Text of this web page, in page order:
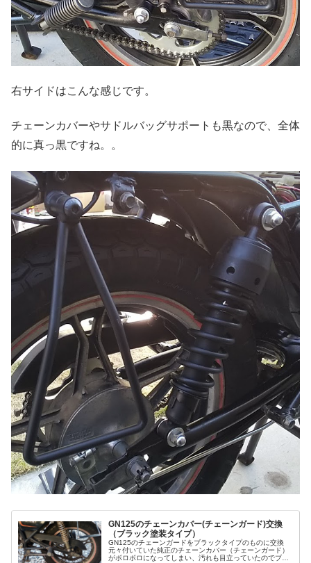
右サイドはこんな感じです。
チェーンカバーやサドルバッグサポートも黒なので、全体
的に真っ黒ですね。。
GN125のチェーンカバー(チェーンガード)交換
（ブラック塗装タイプ）
GN125のチェーンガードをブラックタイプのものに交換
元々付いていた純正のチェーンカバー（チェーンガード）
がボロボロになってしまい、汚れも目立っていたのでブラ